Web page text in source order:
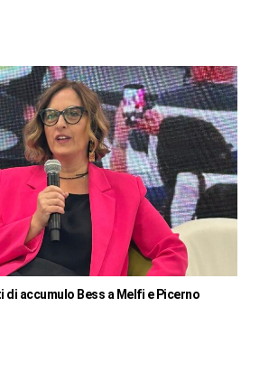
di accumulo Bess a Melfi e Picerno